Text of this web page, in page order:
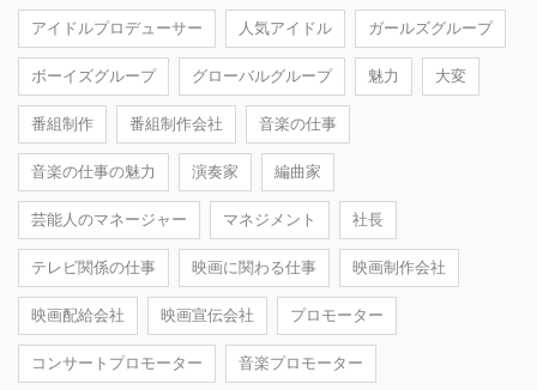
アイドルプロデューサー 人気アイドル ガールズグループ
ボーイズグループ グローバルグループ 魅力 大変
番組制作 番組制作会社 音楽の仕事
音楽の仕事の魅力 演奏家 編曲家
芸能人のマネージャー マネジメント 社長
テレビ関係の仕事 映画に関わる仕事 映画制作会社
映画配給会社 映画宣伝会社 プロモーター
コンサートプロモーター 音楽プロモーター